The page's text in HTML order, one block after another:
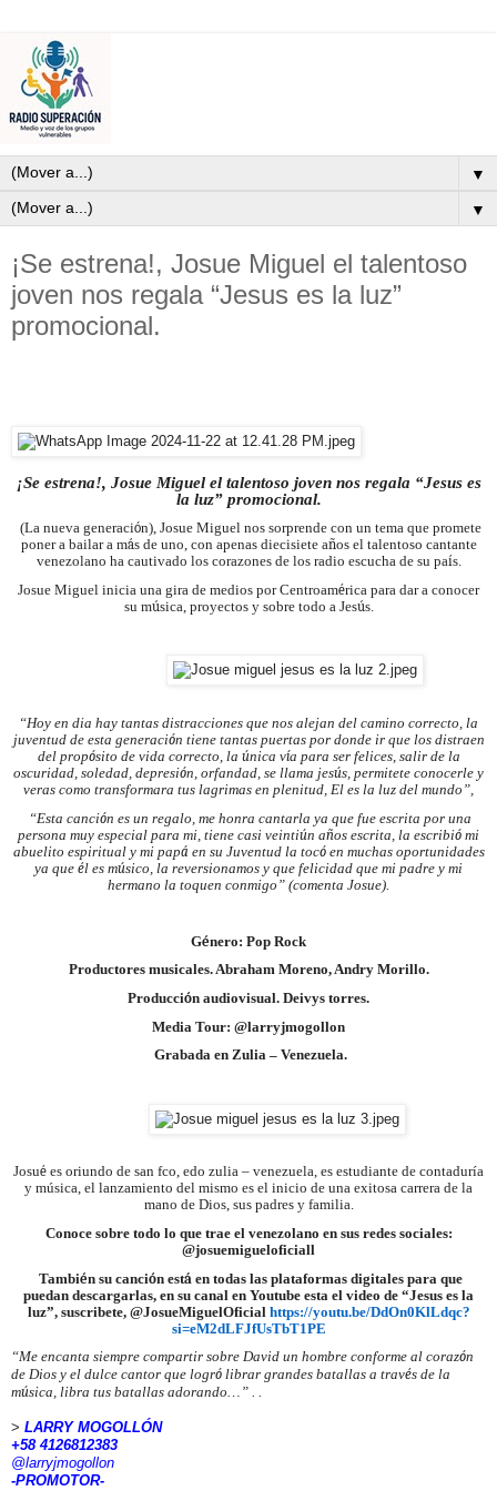
▼
▼
¡Se estrena!, Josue Miguel el talentoso
joven nos regala “Jesus es la luz”
promocional.
¡Se estrena!, Josue Miguel el talentoso joven nos regala “Jesus es
la luz” promocional.
(La nueva generación), Josue Miguel nos sorprende con un tema que promete
poner a bailar a más de uno, con apenas diecisiete años el talentoso cantante
venezolano ha cautivado los corazones de los radio escucha de su país.
Josue Miguel inicia una gira de medios por Centroamérica para dar a conocer
su música, proyectos y sobre todo a Jesús.
“Hoy en dia hay tantas distracciones que nos alejan del camino correcto, la
juventud de esta generación tiene tantas puertas por donde ir que los distraen
del propósito de vida correcto, la única vía para ser felices, salir de la
oscuridad, soledad, depresión, orfandad, se llama jesús, permitete conocerle y
veras como transformara tus lagrimas en plenitud, El es la luz del mundo”,
“Esta canción es un regalo, me honra cantarla ya que fue escrita por una
persona muy especial para mi, tiene casi veintiún años escrita, la escribió mi
abuelito espiritual y mi papá en su Juventud la tocóen muchas oportunidades
ya que él es músico, la reversionamos y que felicidad que mi padre y mi
hermano la toquen conmigo” (comenta Josue).
Género: Pop Rock
Productores musicales. Abraham Moreno, Andry Morillo.
Producción audiovisual. Deivys torres.
Media Tour: @larryjmogollon
Grabada en Zulia – Venezuela.
Josué es oriundo de san fco, edo zulia – venezuela, es estudiante de contaduría
y música, el lanzamiento del mismo es el inicio de una exitosa carrera de la
mano de Dios, sus padres y familia.
Conoce sobre todo lo que trae el venezolano en sus redes sociales:
@josuemigueloficiall
También su canción está en todas las plataformas digitales para que
puedan descargarlas, en su canal en Youtube esta el video de “Jesus es la
luz”, suscribete, @JosueMiguelOficial https://youtu.be/DdOn0KlLdqc?
si=eM2dLFJfUsTbT1PE
“Me encanta siempre compartir sobre David un hombre conforme al corazón
de Dios y el dulce cantor que logró librar grandes batallas a través de la
música, libra tus batallas adorando…” . .
> LARRY MOGOLLÓN
+58 4126812383
@larryjmogollon
-PROMOTOR-